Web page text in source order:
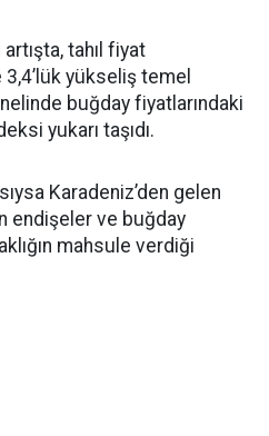
tahıl fiyat
yükseliş temel
buğday fiyatlarındaki
yukarı taşıdı.
Karadeniz’den gelen
endişeler ve buğday
mahsule verdiği